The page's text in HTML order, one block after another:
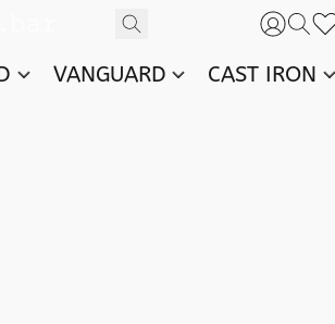
VANGUARD CAST IRON